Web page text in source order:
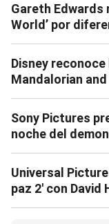
Gareth Edwards
World’ por
Disney
Mandalorian
Sony Pictures
noche del
Universal
paz 2′ con David